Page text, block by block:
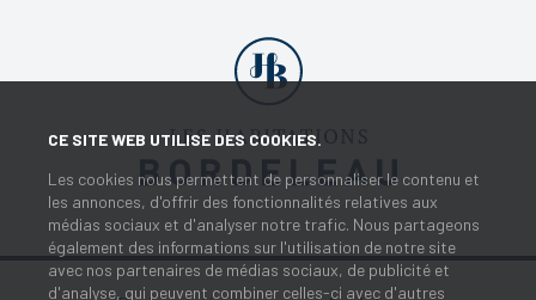
CE SITE WEB UTILISE DES COOKIES.
Les cookies nous permettent de personnaliser le contenu et
les annonces, d'offrir des fonctionnalités relatives aux
médias sociaux et d'analyser notre trafic. Nous partageons
également des informations sur l'utilisation de notre site
avec nos partenaires de médias sociaux, de publicité et
d'analyse, qui peuvent combiner celles-ci avec d'autres